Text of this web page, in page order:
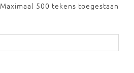
Maximaal 500 tekens toegestaan